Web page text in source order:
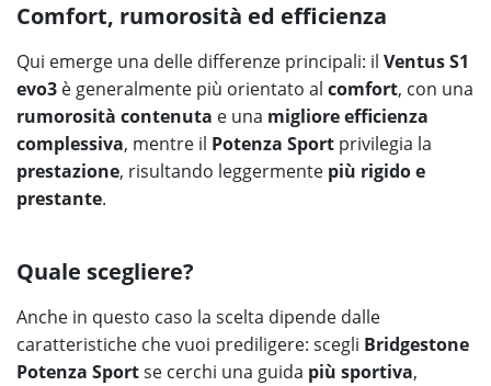
Comfort, rumorosità ed efficienza
Qui emerge una delle differenze principali: il Ventus S1
evo3 è generalmente più orientato al comfort, con una
rumorosità contenuta e una migliore efficienza
complessiva, mentre il Potenza Sport privilegia la
prestazione, risultando leggermente più rigido e
prestante.
Quale scegliere?
Anche in questo caso la scelta dipende dalle
caratteristiche che vuoi prediligere: scegli Bridgestone
Potenza Sportse cerchi una guida più sportiva,